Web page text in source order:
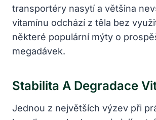
transportéry nasytí a většina
vitamínu odchází z těla bez
některé populární mýty o
megadávek.
Stabilita A Degradace
Jednou z největších výzev při